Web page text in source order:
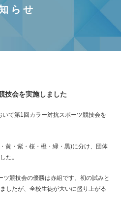
らせ
会を実施しました
て第1回カラー対抗スポーツ競技会を
黄・紫・桜・橙・緑・黒)に分け、団体
た。
競技会の優勝は赤組です。初の試みと
したが、全校生徒が大いに盛り上がる